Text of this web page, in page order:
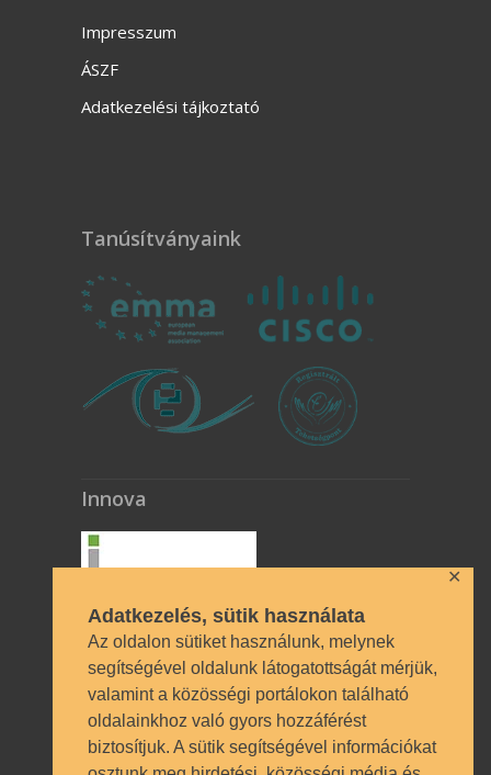
Adatkezelés, sütik használata
Az oldalon sütiket használunk, melynek
segítségével oldalunk látogatottságát mérjük,
valamint a közösségi portálokon található
oldalainkhoz való gyors hozzáférést
biztosítjuk. A sütik segítségével információkat
✕
Impresszum
ÁSZF
Adatkezelési tájkoztató
Tanúsítványaink
Innova
Technikai azonosítók
OM azonosító 035490 | Működési